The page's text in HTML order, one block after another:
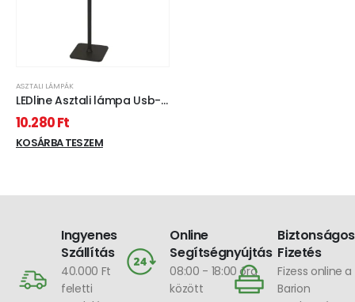
ASZTALI LÁMPÁK
LEDline Asztali lámpa Usb-s
Fekete TAZA 3,5W 400lm
CCT IP54 2x2000mAh
10.280Ft
KOSÁRBA TESZEM
Ingyenes
Szállítás
40.000 Ft
feletti
Online
Segítségnyújtás
08:00 - 18:00 óra
között
Biztonságos
Fizetés
Fizess online a
Barion